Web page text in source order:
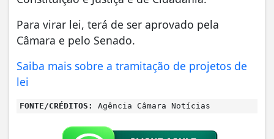
Para virar lei, terá de ser aprovado pela
Câmara e pelo Senado.
Saiba mais sobre a tramitação de projetos de
lei
FONTE/CRÉDITOS: Agência Câmara Notícias